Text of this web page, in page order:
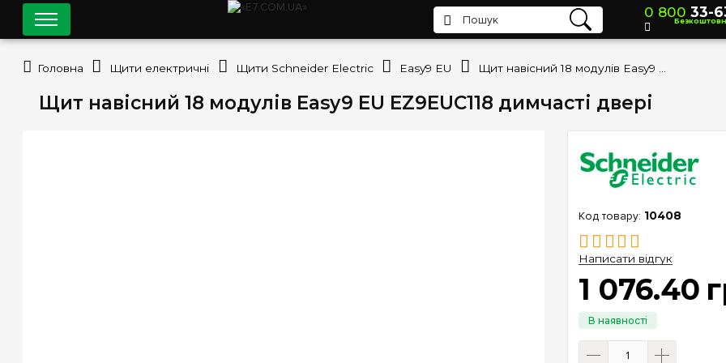
Щит навісний 18 модулів Easy9 EU EZ9EUC118 димчасті двері
10408
Написати відгук
1 076.40
0 800 33-
Головна Щити електричні Щити Schneider Electric Easy9 EU